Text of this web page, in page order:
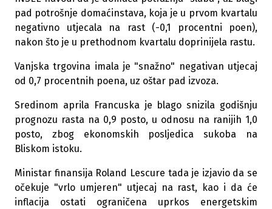
pad potrošnje domaćinstava, koja je u prvom kvartalu
negativno utjecala na rast (-0,1 procentni poen),
nakon što je u prethodnom kvartalu doprinijela rastu.
Vanjska trgovina imala je "snažno" negativan utjecaj
od 0,7 procentnih poena, uz oštar pad izvoza.
Sredinom aprila Francuska je blago snizila godišnju
prognozu rasta na 0,9 posto, u odnosu na ranijih 1,0
posto, zbog ekonomskih posljedica sukoba na
Bliskom istoku.
Ministar finansija Roland Lescure tada je izjavio da se
očekuje "vrlo umjeren" utjecaj na rast, kao i da će
inflacija ostati ograničena uprkos energetskim